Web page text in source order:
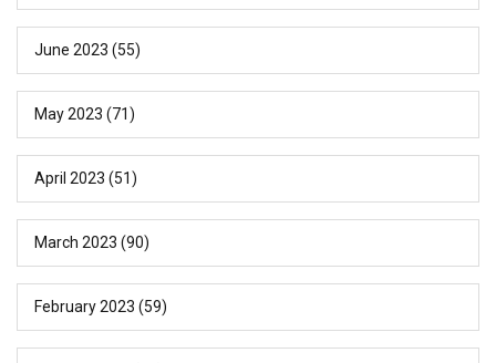
June 2023 (55)
May 2023 (71)
April 2023 (51)
March 2023 (90)
February 2023 (59)